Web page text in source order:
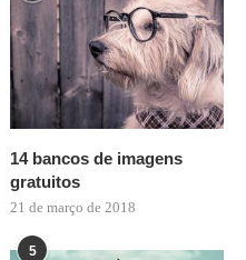
14 bancos de imagens
gratuitos
21 de março de 2018
5